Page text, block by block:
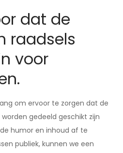
dat de
raadsels
voor
om ervoor te zorgen dat de
gedeeld geschikt zijn
humor en inhoud af te
publiek, kunnen we een